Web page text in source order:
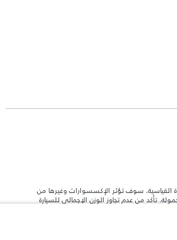
القياسية. سوف تؤثر الإكسسوارات وغيرها من
تأكد من عدم تجاوز الوزن الإجمالي للسيارة